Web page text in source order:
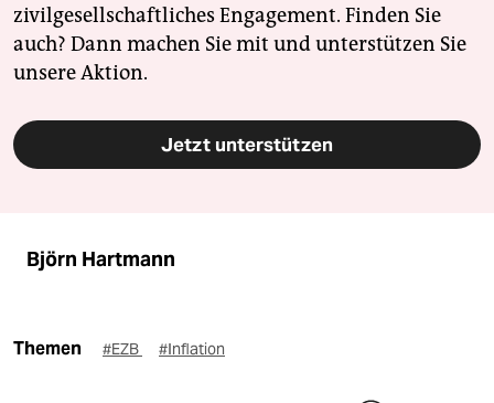
zivilgesellschaftliches Engagement. Finden Sie
auch? Dann machen Sie mit und unterstützen Sie
unsere Aktion.
Jetzt unterstützen
Björn Hartmann
Themen #EZB #Inflation